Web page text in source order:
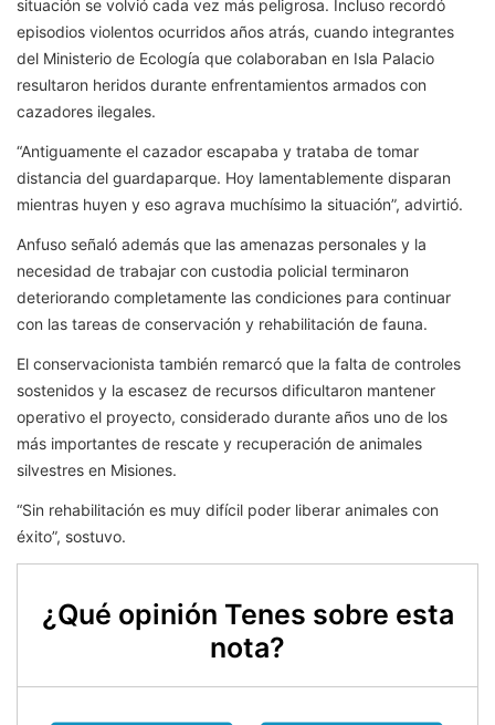
situación se volvió cada vez más peligrosa. Incluso recordó
episodios violentos ocurridos años atrás, cuando integrantes
del Ministerio de Ecología que colaboraban en Isla Palacio
resultaron heridos durante enfrentamientos armados con
cazadores ilegales.
“Antiguamente el cazador escapaba y trataba de tomar
distancia del guardaparque. Hoy lamentablemente disparan
mientras huyen y eso agrava muchísimo la situación”, advirtió.
Anfuso señaló además que las amenazas personales y la
necesidad de trabajar con custodia policial terminaron
deteriorando completamente las condiciones para continuar
con las tareas de conservación y rehabilitación de fauna.
El conservacionista también remarcó que la falta de controles
sostenidos y la escasez de recursos dificultaron mantener
operativo el proyecto, considerado durante años uno de los
más importantes de rescate y recuperación de animales
silvestres en Misiones.
“Sin rehabilitación es muy difícil poder liberar animales con
éxito”, sostuvo.
¿Qué opinión Tenes sobre esta
nota?